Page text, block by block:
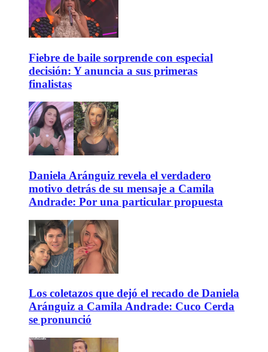
Fiebre de baile sorprende con especial
decisión: Y anuncia a sus primeras
finalistas
Daniela Aránguiz revela el verdadero
motivo detrás de su mensaje a Camila
Andrade: Por una particular propuesta
Los coletazos que dejó el recado de Daniela
Aránguiz a Camila Andrade: Cuco Cerda
se pronunció